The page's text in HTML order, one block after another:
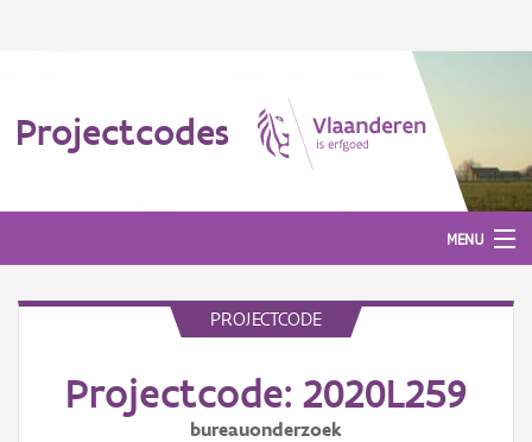
Projectcodes
MENU
PROJECTCODE
Projectcode: 2020L259
bureauonderzoek